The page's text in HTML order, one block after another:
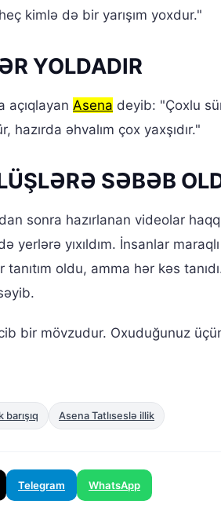
kimlə də bir yarışım yoxdur."
YOLDADIR
açıqlayan Asena deyib: "Çoxlu
hazırda əhvalım çox yaxşıdır."
SƏBƏB
sonra hazırlanan videolar
yerlərə yıxıldım. İnsanlar
oldu, amma hər kəs
bir mövzudur. Oxuduğunuz
Asena Tatlıseslə illik
Telegram WhatsApp